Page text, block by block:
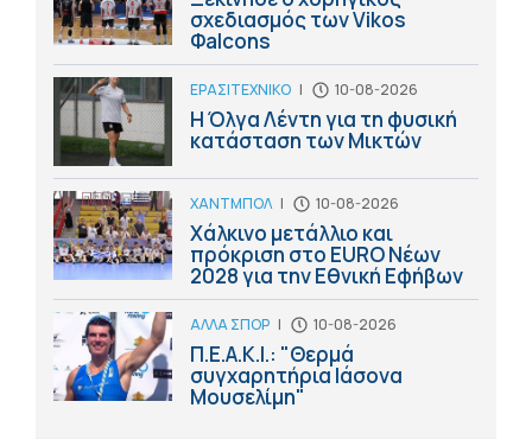
σχεδιασμός των Vikos
Φalcons
ΕΡΑΣΙΤΕΧΝΙΚΟ | 10-08-2026
Η Όλγα Λέντη για τη φυσική
κατάσταση των Μικτών
ΧΑΝΤΜΠΟΛ | 10-08-2026
Χάλκινο μετάλλιο και
πρόκριση στο ΕURO Nέων
2028 για την Εθνική Εφήβων
ΑΛΛΑ ΣΠΟΡ | 10-08-2026
Π.Ε.Α.Κ.Ι.: "Θερμά
συγχαρητήρια Ιάσονα
Μουσελίμη"